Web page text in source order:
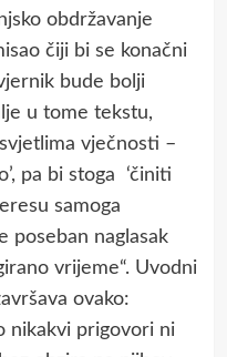
obdržavanje
čiji bi se konačni
bude bolji
u tome tekstu,
vječnosti –
pa bi stoga ‘činiti
samoga
poseban naglasak
vrijeme“. Uvodni
ovako:
nikakvi prigovori ni